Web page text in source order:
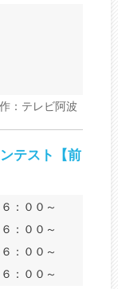
：テレビ阿波
テスト【前
：００～
：００～
：００～
：００～